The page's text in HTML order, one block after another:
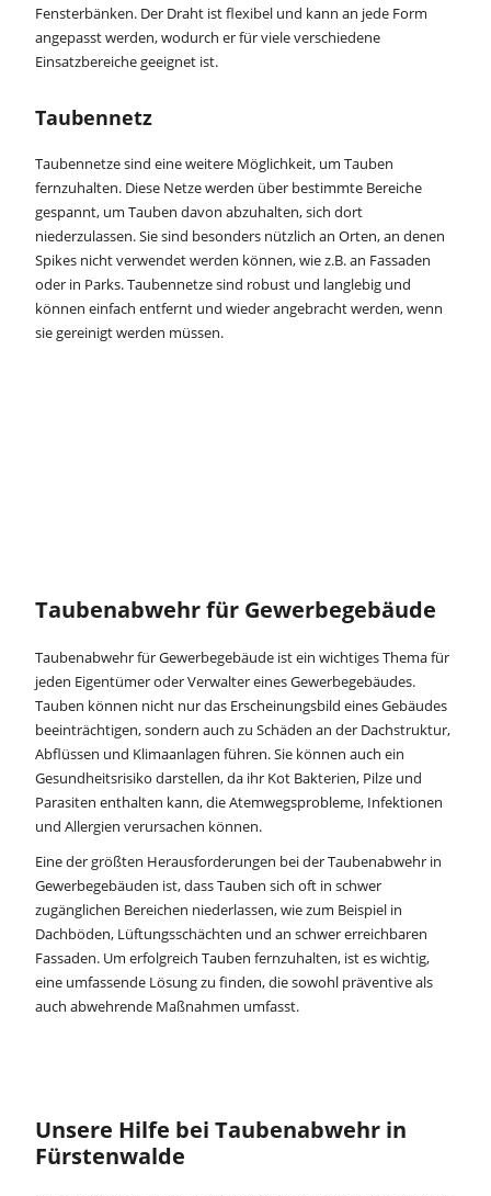
Fensterbänken. Der Draht ist flexibel und kann an jede Form
angepasst werden, wodurch er für viele verschiedene
Einsatzbereiche geeignet ist.
Taubennetz
Taubennetze sind eine weitere Möglichkeit, um Tauben
fernzuhalten. Diese Netze werden über bestimmte Bereiche
gespannt, um Tauben davon abzuhalten, sich dort
niederzulassen. Sie sind besonders nützlich an Orten, an denen
Spikes nicht verwendet werden können, wie z.B. an Fassaden
oder in Parks. Taubennetze sind robust und langlebig und
können einfach entfernt und wieder angebracht werden, wenn
sie gereinigt werden müssen.
Taubenabwehr für Gewerbegebäude
Taubenabwehr für Gewerbegebäude ist ein wichtiges Thema für
jeden Eigentümer oder Verwalter eines Gewerbegebäudes.
Tauben können nicht nur das Erscheinungsbild eines Gebäudes
beeinträchtigen, sondern auch zu Schäden an der Dachstruktur,
Abflüssen und Klimaanlagen führen. Sie können auch ein
Gesundheitsrisiko darstellen, da ihr Kot Bakterien, Pilze und
Parasiten enthalten kann, die Atemwegsprobleme, Infektionen
und Allergien verursachen können.
Eine der größten Herausforderungen bei der Taubenabwehr in
Gewerbegebäuden ist, dass Tauben sich oft in schwer
zugänglichen Bereichen niederlassen, wie zum Beispiel in
Dachböden, Lüftungsschächten und an schwer erreichbaren
Fassaden. Um erfolgreich Tauben fernzuhalten, ist es wichtig,
eine umfassende Lösung zu finden, die sowohl präventive als
auch abwehrende Maßnahmen umfasst.
Unsere Hilfe bei Taubenabwehr in
Fürstenwalde